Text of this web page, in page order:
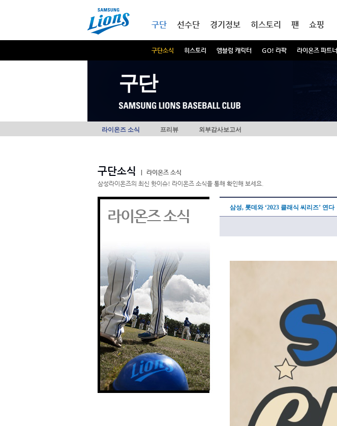
구단
구단소식 히스토리 엠블럼 캐릭터 GO! 라팍 라이온즈 파트너
선수단 경기정보 히스토리 팬 쇼핑
구단
라이온즈 소식 프리뷰 외부감사보고서
구단소식
라이온즈 소식
삼성라이온즈의 최신 핫이슈! 라이온즈 소식을 통해 확인해 보세요.
라이온즈 소식 삼성, 롯데와 ‘2023 클래식 씨리즈’ 연다